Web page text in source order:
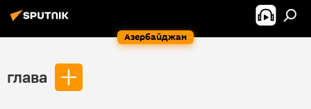
Азербайджан
глава